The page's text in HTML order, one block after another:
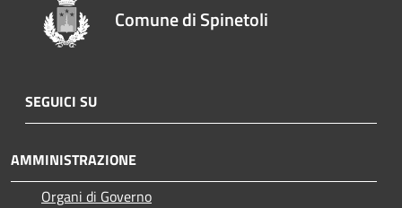
Comune di Spinetoli
SEGUICI SU
AMMINISTRAZIONE
Organi di Governo